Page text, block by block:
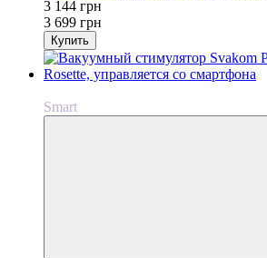
3 144 грн
3 699 грн
Купить
Smart